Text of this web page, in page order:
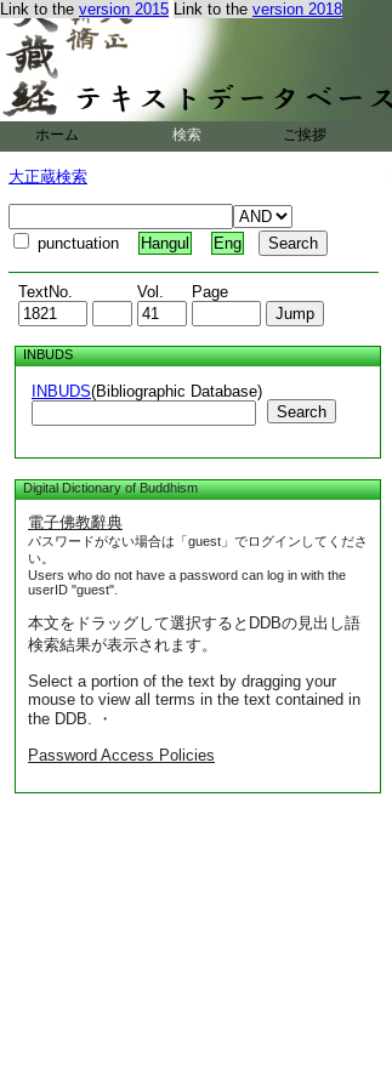
Link to the version 2015 Link to the version 2018
ホーム 検索 ご挨拶
大正蔵検索
punctuation Hangul Eng
TextNo. Vol. Page
INBUDS
INBUDS(Bibliographic Database)
Search
Digital Dictionary of Buddhism
電子佛教辭典
パスワードがない場合は「guest」でログインしてくださ
い。
Users who do not have a password can log in with the
userID "guest".
本文をドラッグして選択するとDDBの見出し語
検索結果が表示されます。
Select a portion of the text by dragging your
mouse to view all terms in the text contained in
the DDB. ・
Password Access Policies